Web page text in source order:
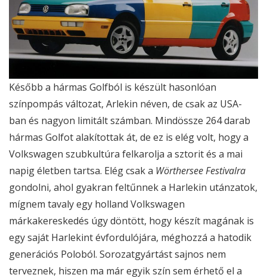
Később a hármas Golfból is készült hasonlóan
színpompás változat, Arlekin néven, de csak az USA-
ban és nagyon limitált számban. Mindössze 264 darab
hármas Golfot alakítottak át, de ez is elég volt, hogy a
Volkswagen szubkultúra felkarolja a sztorit és a mai
napig életben tartsa. Elég csak a Wörthersee Festivalra
gondolni, ahol gyakran feltűnnek a Harlekin utánzatok,
mígnem tavaly egy holland Volkswagen
márkakereskedés úgy döntött, hogy készít magának is
egy saját Harlekint évfordulójára, méghozzá a hatodik
generációs Poloból. Sorozatgyártást sajnos nem
terveznek, hiszen ma már egyik szín sem érhető el a